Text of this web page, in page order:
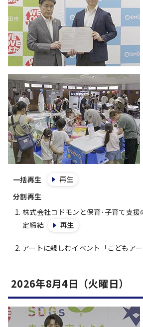
一括再生
再生
分割再生
株式会社コドモンと保育･子育て支援
定締結
再生
アートに親しむイベント「こどもアー
2026年8月4日（火曜日）